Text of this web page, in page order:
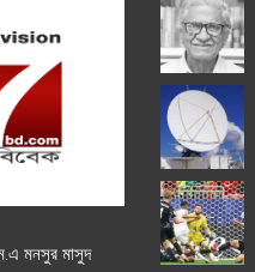
মনসুর মাসুদ